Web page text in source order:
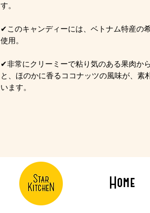
す。
✔このキャンディーには、ベトナム特産の
使用。
✔非常にクリーミーで粘り気のある果肉か
と、ほのかに香るココナッツの風味が、素
います。
Home